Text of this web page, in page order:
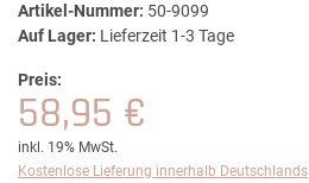
Artikel-Nummer: 50-9099
Auf Lager: Lieferzeit 1-3 Tage
Preis:
58,95 €
inkl. 19% MwSt.
Kostenlose Lieferung innerhalb Deutschlands